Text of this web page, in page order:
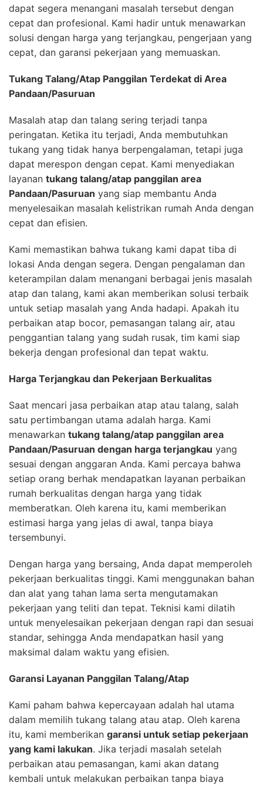
dapat segera menangani masalah tersebut dengan
cepat dan profesional. Kami hadir untuk menawarkan
solusi dengan harga yang terjangkau, pengerjaan yang
cepat, dan garansi pekerjaan yang memuaskan.
Tukang Talang/Atap Panggilan Terdekat di Area
Pandaan/Pasuruan
Masalah atap dan talang sering terjadi tanpa
peringatan. Ketika itu terjadi, Anda membutuhkan
tukang yang tidak hanya berpengalaman, tetapi juga
dapat merespon dengan cepat. Kami menyediakan
layanan tukang talang/atap panggilan area
Pandaan/Pasuruan yang siap membantu Anda
menyelesaikan masalah kelistrikan rumah Anda dengan
cepat dan efisien.
Kami memastikan bahwa tukang kami dapat tiba di
lokasi Anda dengan segera. Dengan pengalaman dan
keterampilan dalam menangani berbagai jenis masalah
atap dan talang, kami akan memberikan solusi terbaik
untuk setiap masalah yang Anda hadapi. Apakah itu
perbaikan atap bocor, pemasangan talang air, atau
penggantian talang yang sudah rusak, tim kami siap
bekerja dengan profesional dan tepat waktu.
Harga Terjangkau dan Pekerjaan Berkualitas
Saat mencari jasa perbaikan atap atau talang, salah
satu pertimbangan utama adalah harga. Kami
menawarkan tukang talang/atap panggilan area
Pandaan/Pasuruan dengan harga terjangkau yang
sesuai dengan anggaran Anda. Kami percaya bahwa
setiap orang berhak mendapatkan layanan perbaikan
rumah berkualitas dengan harga yang tidak
memberatkan. Oleh karena itu, kami memberikan
estimasi harga yang jelas di awal, tanpa biaya
tersembunyi.
Dengan harga yang bersaing, Anda dapat memperoleh
pekerjaan berkualitas tinggi. Kami menggunakan bahan
dan alat yang tahan lama serta mengutamakan
pekerjaan yang teliti dan tepat. Teknisi kami dilatih
untuk menyelesaikan pekerjaan dengan rapi dan sesuai
standar, sehingga Anda mendapatkan hasil yang
maksimal dalam waktu yang efisien.
Garansi Layanan Panggilan Talang/Atap
Kami paham bahwa kepercayaan adalah hal utama
dalam memilih tukang talang atau atap. Oleh karena
itu, kami memberikan garansi untuk setiap pekerjaan
yang kami lakukan. Jika terjadi masalah setelah
perbaikan atau pemasangan, kami akan datang
kembali untuk melakukan perbaikan tanpa biaya